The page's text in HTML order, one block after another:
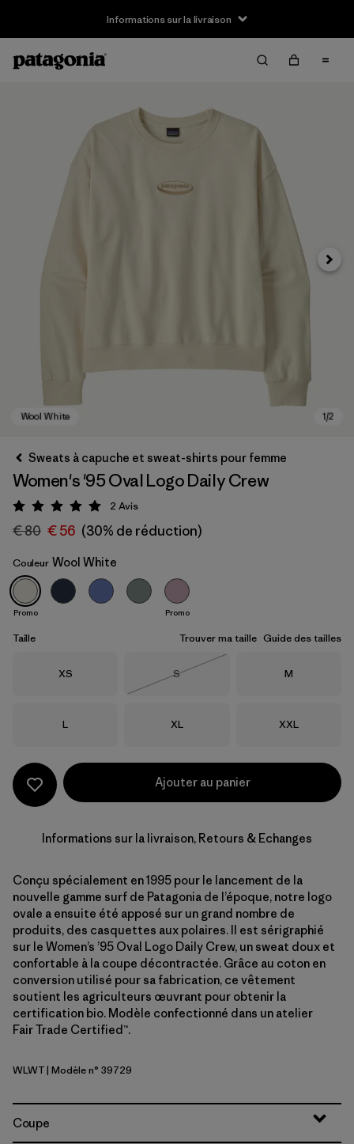
Informations sur la livraison
Wool White
Sweats à capuche et sweat-shirts pour femme
Women's '95 Oval Logo Daily Crew
Évaluation: 5 / 5
2 Avis
€ 80 € 56 (30% de réduction)
Couleur Wool White
Promo Promo
Taille Trouver ma taille Guide des tailles
Taille
XS Taille
S
Taille
M
Taille
L Taille
XL Taille
XXL
Ajouter au panier
Informations sur la livraison, Retours & Echanges
Conçu spécialement en 1995 pour le lancement de la
nouvelle gamme surf de Patagonia de l’époque, notre logo
ovale a ensuite été apposé sur un grand nombre de
produits, des casquettes aux polaires. Il est sérigraphié
sur le Women’s ’95 Oval Logo Daily Crew, un sweat doux et
confortable à la coupe décontractée. Grâce au coton en
conversion utilisé pour sa fabrication, ce vêtement
soutient les agriculteurs œuvrant pour obtenir la
certification bio. Modèle confectionné dans un atelier
Fair Trade Certified™.
Wool White
WLWT| Modèle n° 39729
Coupe